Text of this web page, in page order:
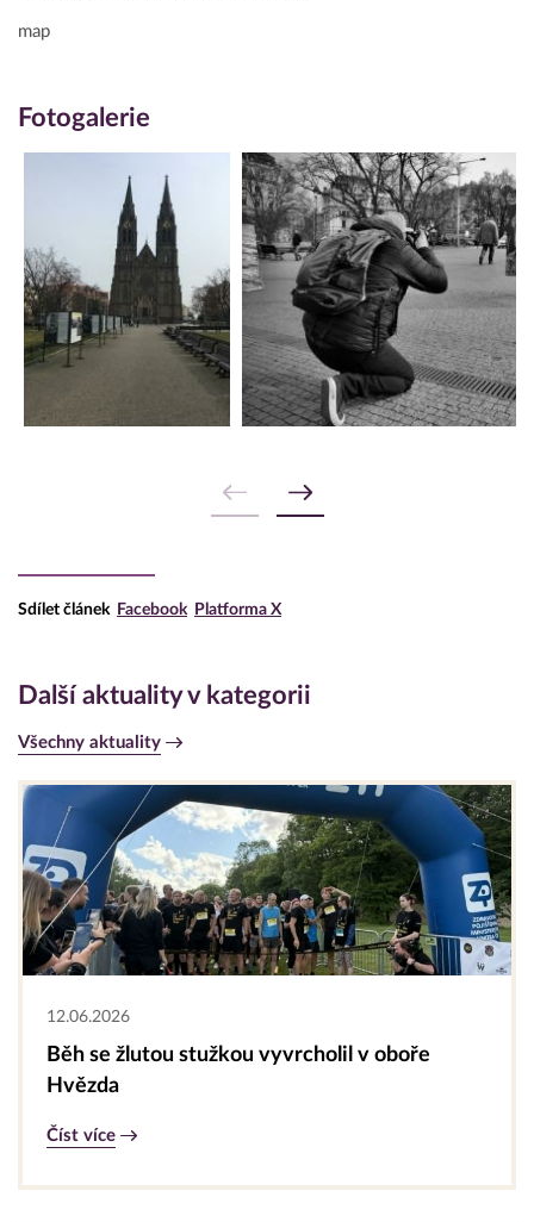
map
Fotogalerie
Sdílet článek Facebook Platforma X
Další aktuality v kategorii
Všechny aktuality
12.06.2026
Běh se žlutou stužkou vyvrcholil v oboře
Hvězda
Číst více